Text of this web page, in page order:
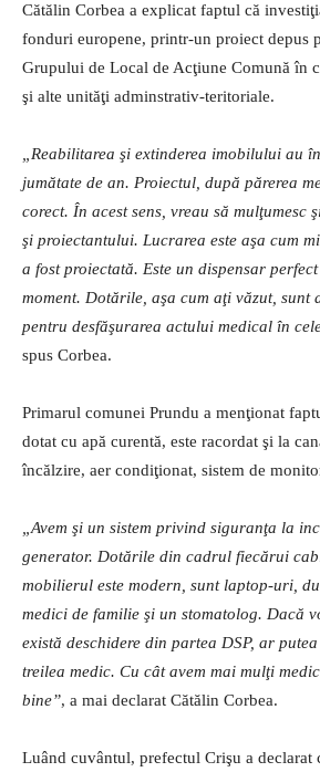
Cătălin Corbea a explicat faptul că
fonduri europene, printr-un proiect depus
Grupului de Local de Acţiune Comună în
şi alte unităţi adminstrativ-teritoriale.
„Reabilitarea şi extinderea imobilului au
jumătate de an. Proiectul, după părerea
corect. În acest sens, vreau să mulţumesc
şi proiectantului. Lucrarea este aşa cum
a fost proiectată. Este un dispensar
moment. Dotările, aşa cum aţi văzut, sunt
pentru desfăşurarea actului medical în
spus Corbea.
Primarul comunei Prundu a menţionat
dotat cu apă curentă, este racordat şi la
încălzire, aer condiţionat, sistem de
„Avem şi un sistem privind siguranţa la
generator. Dotările din cadrul fiecărui
mobilierul este modern, sunt laptop-uri,
medici de familie şi un stomatolog. Dacă
există deschidere din partea DSP, ar
treilea medic. Cu cât avem mai mulţi
bine”, a mai declarat Cătălin Corbea.
Luând cuvântul, prefectul Crişu a declarat